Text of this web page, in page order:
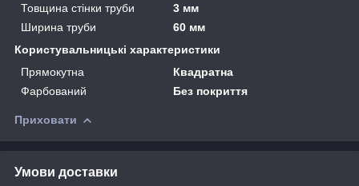
Товщина стінки труби
3 мм
Ширина труби
60 мм
Користувальницькі характеристики
Прямокутна
Квадратна
Фарбований
Без покриття
Приховати
Умови доставки